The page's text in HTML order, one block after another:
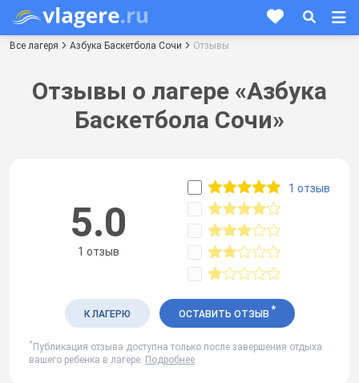
Все лагеря Азбука Баскетбола Сочи Отзывы
Отзывы о лагере «Азбука
Баскетбола Сочи»
5.0
1 отзыв
1 отзыв
К ЛАГЕРЮ ОСТАВИТЬ ОТЗЫВ *
* Публикация отзыва доступна только после завершения отдыха
вашего ребенка в лагере. Подробнее